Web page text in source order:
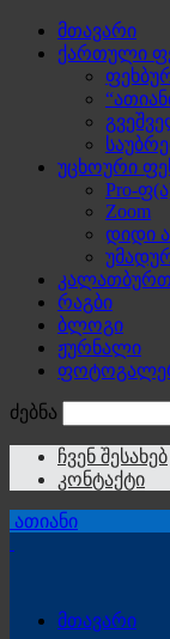
მთავარი
ქართული
უცხოური
Pro-
Zoom
დიდი
რაგბი
ბლოგი
ჟურნალი
ძებნა
ჩვენ შესახებ
კონტაქტი
ათიანი
მთავარი